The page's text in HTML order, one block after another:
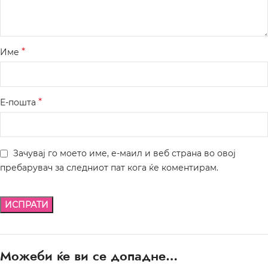
Име *
Е-пошта *
Зачувај го моето име, е-маил и веб страна во овој
пребарувач за следниот пат кога ќе коментирам.
Можеби ќе ви се допадне…